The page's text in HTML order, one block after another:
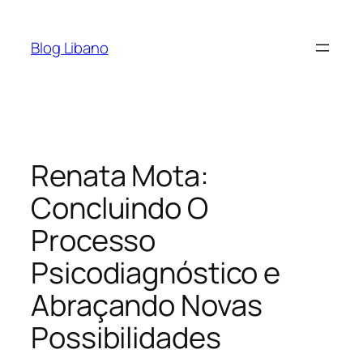
Blog Libano
Renata Mota:
Concluindo O
Processo
Psicodiagnóstico e
Abraçando Novas
Possibilidades